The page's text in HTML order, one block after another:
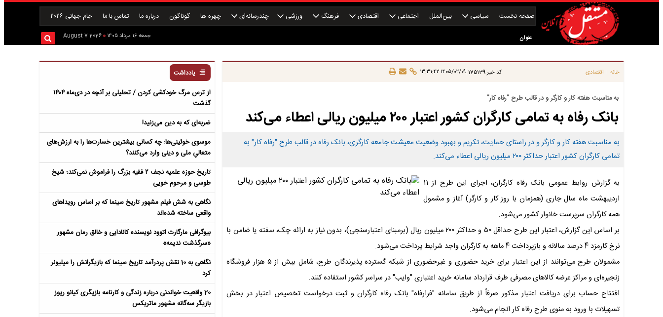
صفحه نخست سیاسی بین‌الملل اجتماعی اقتصادی فرهنگ ورزشی چندرسانه‌ای چهره ها گوناگون درباره ما تماس با ما جام جهانی ۲۰۲۶
عنوان جمعه ۱۶ مرداد ۱۴۰۵ 2026 August 7
خانه | اقتصادی کد خبر175139
|۱۴۰۵/۰۲/۰۹ ۱۳:۳۱:۴۲
به مناسبت هفته کار و کارگر و در قالب طرح "رفاه کار"
بانک رفاه به تمامی کارگران کشور اعتبار ۲۰۰ میلیون ریالی اعطاء می‌کند
به مناسبت هفته کار و کارگر و در راستای حمایت، تکریم و بهبود وضعیت معیشت جامعه کارگری، بانک رفاه در قالب طرح "رفاه کار" به
تمامی کارگران کشور اعتبار حداکثر ۲۰۰ میلیون ریالی اعطاء می‌کند.
به گزارش روابط عمومی بانک رفاه کارگران، اجرای این طرح از 11
اردیبهشت ماه سال جاری (همزمان با روز کار و کارگر) آغاز و مشمول
همه کارگران سرپرست خانوار کشور می‌شود.
بر اساس این گزارش، اعتبار این طرح حداقل ۵۰ و حداکثر ۲۰۰ میلیون ریال (برمبنای اعتبارسنجی)، بدون نیاز به ارائه چک، سفته یا ضامن با
نرخ کارمزد 4 درصد سالانه و بازپرداخت 4 ماهه به کارگران واجد شرایط پرداخت می‌شود.
مشمولان طرح می‌توانند از این اعتبار برای خرید حضوری و غیرحضوری از شبکه گسترده پذیرندگان طرح، شامل بیش از ۵ هزار فروشگاه
زنجیره‌ای و مراکز عرضه کالاهای مصرفی طرف قرارداد سامانه خرید اعتباری "وایب" در سراسر کشور استفاده کنند.
افتتاح حساب برای دریافت اعتبار مذکور صرفاً از طریق سامانه "فرارفاه" بانک رفاه کارگران و ثبت درخواست تخصیص اعتبار در بخش
تسهیلات با ورود به منوی طرح رفاه کار انجام می‌شود.
یادداشت
از ترس مرگ خودکشی کردن / تحلیلی بر آنچه در دی‌ماه ۱۴۰۴
گذشت
ضربه‌ای که به دین می‌زنید!
موسوی خوئینی‌ها: چه کسانی بیشترین خسارت‌ها را به ارزش‌های
متعالیِ ملی و دینی وارد می‌کنند؟
تاریخ حوزه علمیه نجف ۲ فقیه بزرگ را فراموش نمی‌کند؛ شیخ
طوسی و مرحوم خویی
نگاهی به شش فیلم مشهور تاریخ سینما که بر اساس رویداهای
واقعی ساخته شده‌اند
بیوگرافی مارگارت اتوود نویسنده کانادایی و خالق رمان مشهور
«سرگذشت ندیمه»
نگاهی به 10 نقش پردرآمد تاریخ سینما که بازیگرانش را میلیونر
کرد
20 واقعیت خواندنی درباره زندگی و کارنامه بازیگری کیانو ریوز
بازیگر سه‌گانه مشهور ماتریکس